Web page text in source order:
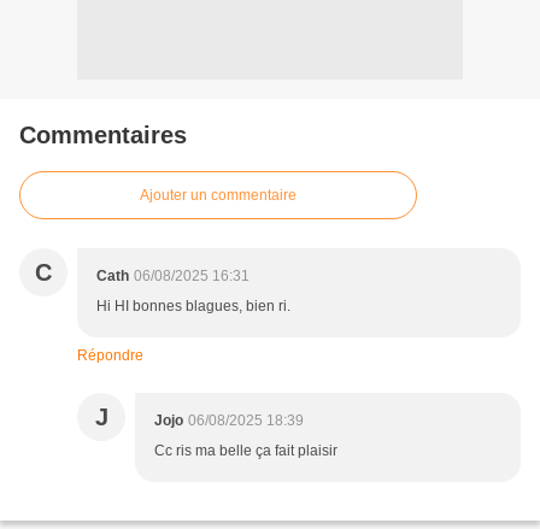
Commentaires
Ajouter un commentaire
C Cath 06/08/2025 16:31
Hi HI bonnes blagues, bien ri.
Répondre
J Jojo 06/08/2025 18:39
Cc ris ma belle ça fait plaisir